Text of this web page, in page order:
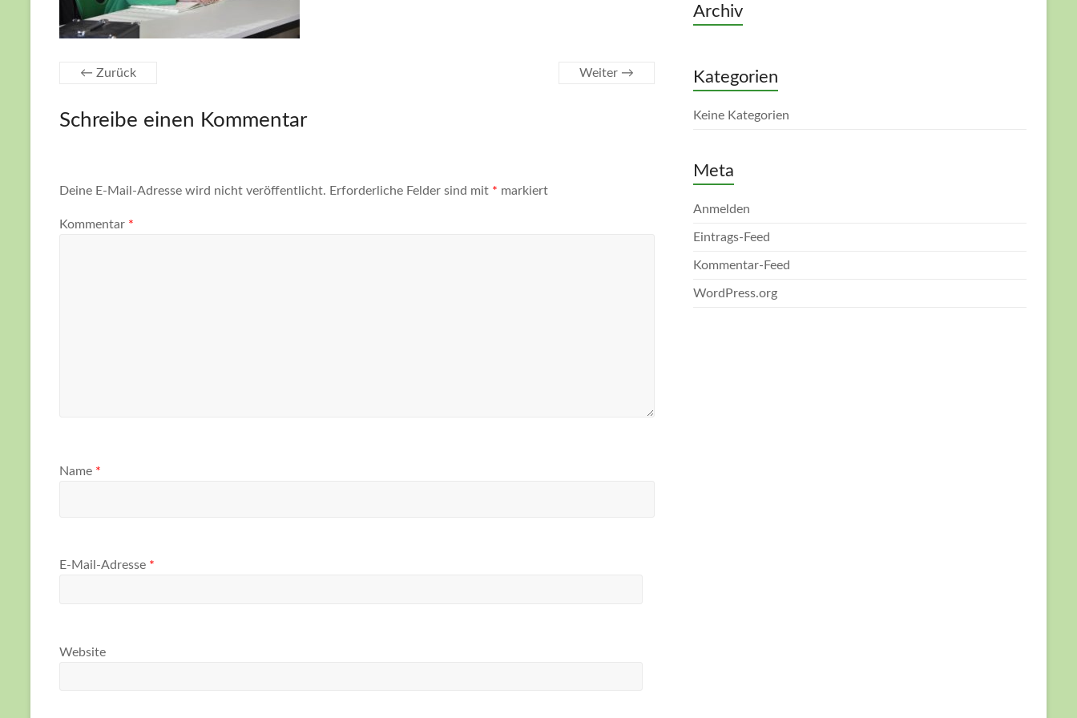
Kerschensteinerschule
in
Hausen← Zurück Weiter →
Schreibe einen Kommentar
Deine E-Mail-Adresse wird nicht veröffentlicht. Erforderliche Felder sind mit * markiert
Kommentar *
Name *
E-Mail-Adresse *
Website
Archiv
Kategorien
Keine Kategorien
Meta
Anmelden
Eintrags-Feed
Kommentar-Feed
WordPress.org